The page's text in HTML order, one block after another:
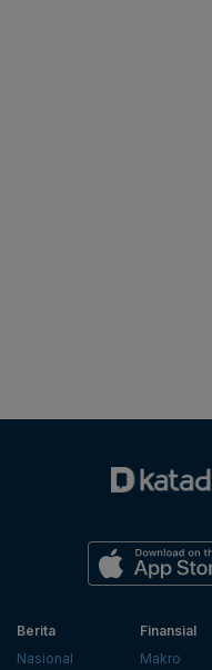
Berita
Nasional
Finansial
Makro